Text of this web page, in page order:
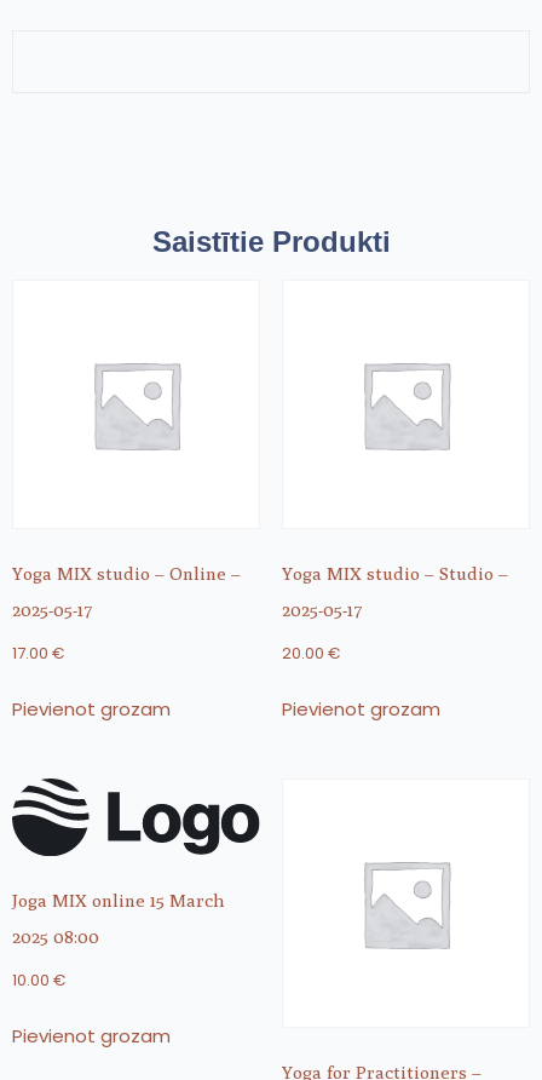
Saistītie Produkti
Yoga MIX studio – Online –
2025-05-17
17.00 €
Pievienot grozam
Yoga MIX studio – Studio –
2025-05-17
20.00 €
Pievienot grozam
Joga MIX online 15 March
2025 08:00
10.00 €
Pievienot grozam
Yoga for Practitioners –